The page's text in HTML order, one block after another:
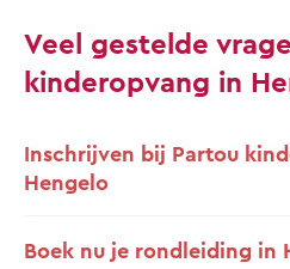
Veel gestelde
kinderopvang in
Inschrijven bij Partou
Hengelo
Boek nu je rondleiding in